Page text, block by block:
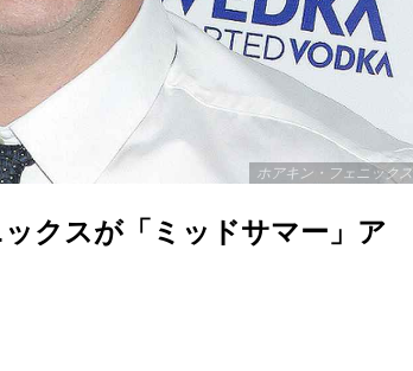
ホアキン・フェニックス
クスが「ミッドサマー」ア